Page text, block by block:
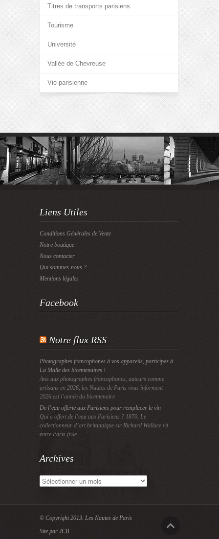
Titres de transports parisiens
Tourisme
Université
Vallée de Chevreuse
Vie parisienne
Liens Utiles
Conditions Générales de Vente
Notre boutique
Nous contacter
Qui sommes-nous ?
Mentions légales
Facebook
Notre flux RSS
Photographes francophones à vos appareils, participez à
La Malle des bicentenaires !
Avis aux photographes francophones, auteurs comme
artisans en 2026, les Nautes de Paris vous informent :
2026 est l’année du bicentenaire
De l’eau offerte aux Parisiens pour remplacer le vin
Qui a offert de l’eau aux Parisiens ? 1870, Le
collectionneur d’art britannique sir Richard Wallace vit
entre Paris (rue
Archives
Archives
© Copyright 2013. Les Nautes de Paris
Site par JCB